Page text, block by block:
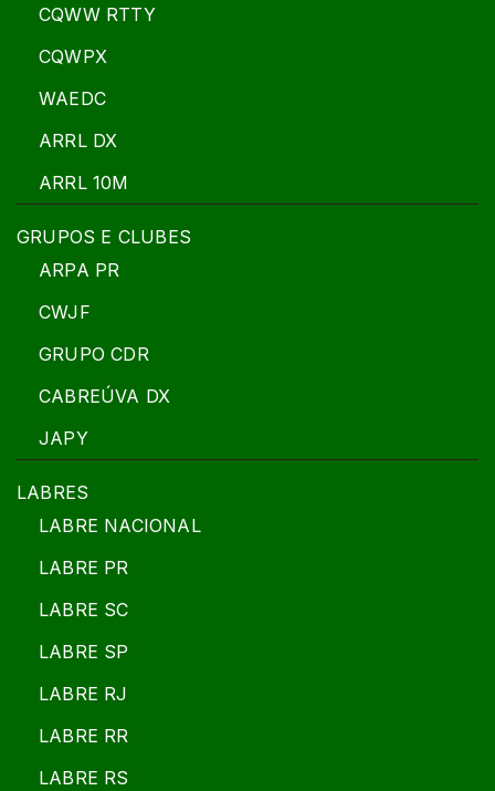
CQWW RTTY
CQWPX
WAEDC
ARRL DX
ARRL 10M
GRUPOS E CLUBES
ARPA PR
CWJF
GRUPO CDR
CABREÚVA DX
JAPY
LABRES
LABRE NACIONAL
LABRE PR
LABRE SC
LABRE SP
LABRE RJ
LABRE RR
LABRE RS